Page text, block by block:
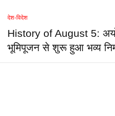
देश-विदेश
History of August 5:
भूमिपूजन से शुरू हुआ भव्य